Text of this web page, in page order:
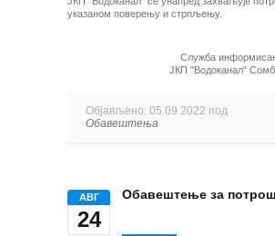
указаном поверењу и стрпљењу.
Служба
ЈКП "Водоканал"
Објављено: 05.09.2022 под
Обавештења
AВГ
24
Обавештење за